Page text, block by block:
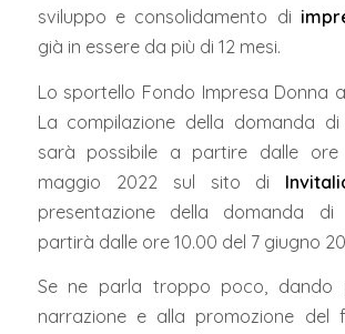
sviluppo e consolidamento di
già in essere da più di 12 mesi.
Lo sportello Fondo Impresa Donna
La compilazione della domanda di
sarà possibile a partire dalle ore
maggio 2022 sul sito di
presentazione della domanda di
partirà dalle ore 10.00 del 7 giugno
Se ne parla troppo poco, dando
narrazione e alla promozione del